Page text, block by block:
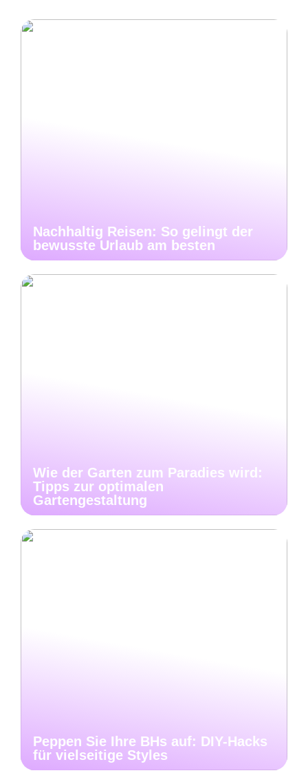
Nachhaltig Reisen: So gelingt der
bewusste Urlaub am besten
Wie der Garten zum Paradies wird:
Tipps zur optimalen
Gartengestaltung
Peppen Sie Ihre BHs auf: DIY-Hacks
für vielseitige Styles